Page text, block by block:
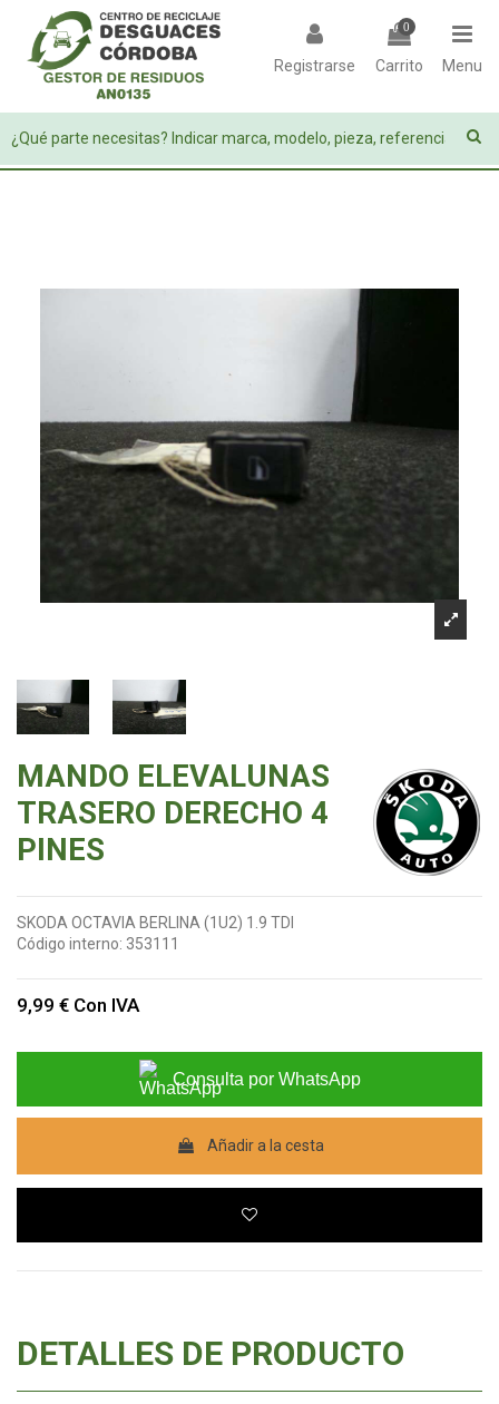
Registrarse
0
Carrito Menu
MANDO ELEVALUNAS
TRASERO DERECHO 4
PINES
SKODA OCTAVIA BERLINA (1U2) 1.9 TDI
Código interno: 353111
9,99 € Con IVA
Consulta por WhatsApp
Añadir a la cesta
DETALLES DE PRODUCTO